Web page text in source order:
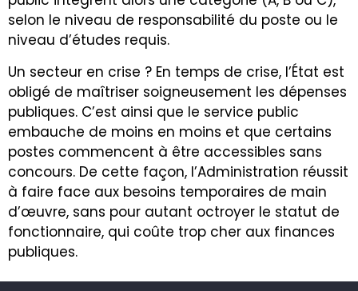
selon le niveau de responsabilité du poste ou le
niveau d’études requis.
Un secteur en crise ? En temps de crise, l’État est
obligé de maîtriser soigneusement les dépenses
publiques. C’est ainsi que le service public
embauche de moins en moins et que certains
postes commencent à être accessibles sans
concours. De cette façon, l’Administration réussit
à faire face aux besoins temporaires de main
d’œuvre, sans pour autant octroyer le statut de
fonctionnaire, qui coûte trop cher aux finances
publiques.